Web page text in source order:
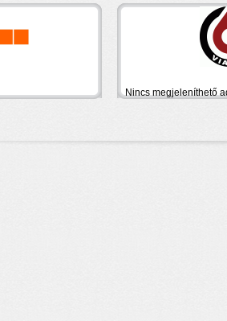
Nincs megjeleníthető